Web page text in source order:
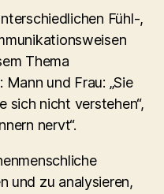
Fühl-,
Thema
und Frau: „Sie
sich nicht verstehen“,
nervt“.
und zu analysieren,